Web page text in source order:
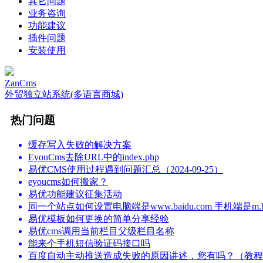
业务咨询
功能建议
插件问题
安装使用
ZanCms
外贸独立站系统(多语言商城)
热门问题
缓存写入失败的解决方案
EyouCms去除URL中的index.php
易优CMS使用过程遇到问题汇总（2024-09-25）
eyoucms如何搬家？
易优功能建议征集活动
同一个站点如何设置电脑端是www.baidu.com 手机端是
易优模板如何更换的简单分享经验
易优cms调用当前栏目父级栏目名称
能来个手机短信验证码接口吗
百度自动主动推送造成失败的原因讲述，您有吗？（教程